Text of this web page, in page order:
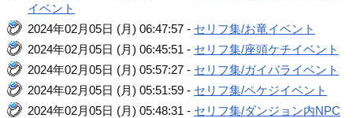
イベント
2024年02月05日 (月) 06:47:57 - セリフ集/お竜イベント
2024年02月05日 (月) 06:45:51 - セリフ集/座頭ケチイベント
2024年02月05日 (月) 05:57:27 - セリフ集/ガイバライベント
2024年02月05日 (月) 05:51:59 - セリフ集/ペケジイベント
2024年02月05日 (月) 05:48:31 - セリフ集/ダンジョン内NPC